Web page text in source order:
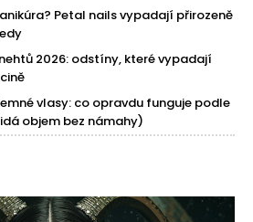
Petal nails vypadají přirozeně
2026: odstíny, které vypadají
vlasy: co opravdu funguje podle
objem bez námahy)